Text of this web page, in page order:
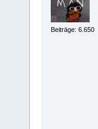
Beiträge: 6.650